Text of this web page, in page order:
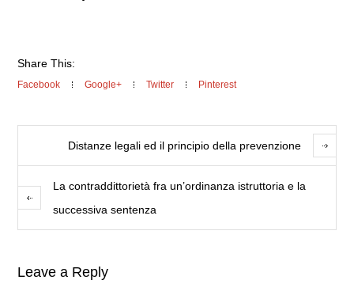
Share This:
Facebook Google+ Twitter Pinterest
Distanze legali ed il principio della prevenzione
La contraddittorietà fra un’ordinanza istruttoria e la
successiva sentenza
Leave a Reply